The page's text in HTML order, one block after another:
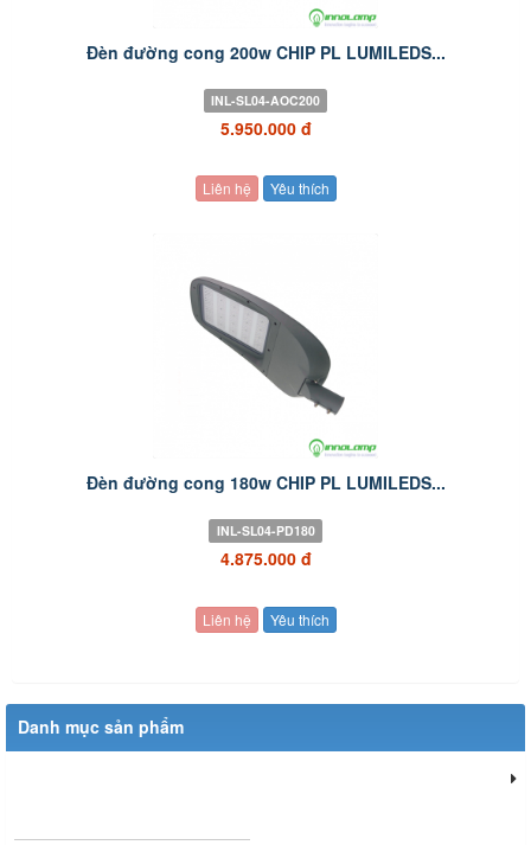
Đèn đường cong 200w CHIP PL LUMILEDS...
INL-SL04-AOC200
5.950.000 đ
Liên hệ Yêu thích
Đèn đường cong 180w CHIP PL LUMILEDS...
INL-SL04-PD180
4.875.000 đ
Liên hệ Yêu thích
Danh mục sản phẩm